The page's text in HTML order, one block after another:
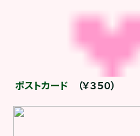
ポストカード （￥３５０）